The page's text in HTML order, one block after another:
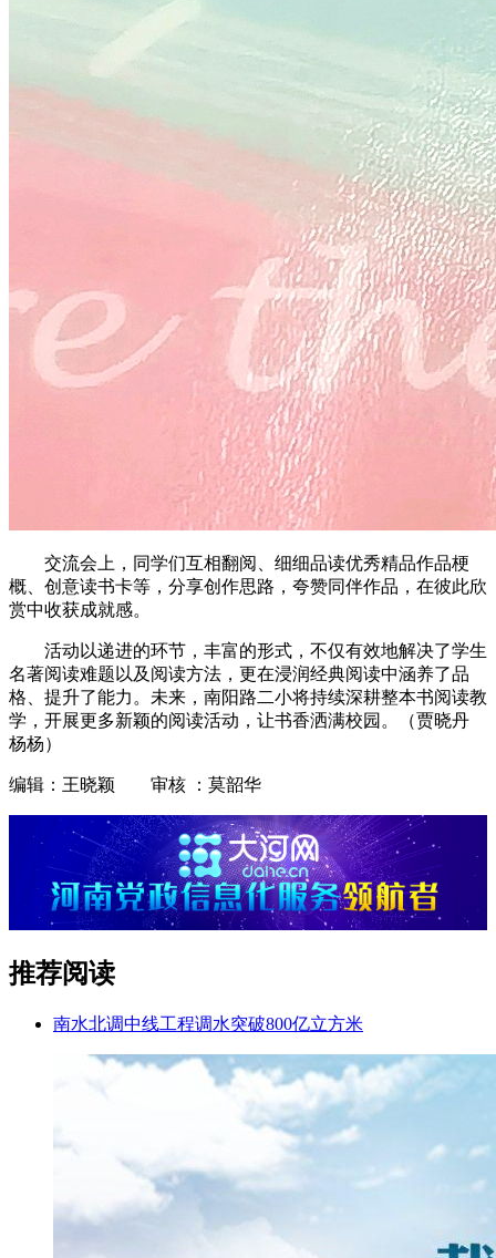
交流会上，同学们互相翻阅、细细品读优秀精品作品梗
概、创意读书卡等，分享创作思路，夸赞同伴作品，在彼此欣
赏中收获成就感。
活动以递进的环节，丰富的形式，不仅有效地解决了学生
名著阅读难题以及阅读方法，更在浸润经典阅读中涵养了品
格、提升了能力。未来，南阳路二小将持续深耕整本书阅读教
学，开展更多新颖的阅读活动，让书香洒满校园。（贾晓丹
杨杨）
编辑：王晓颖 审核 ：莫韶华
推荐阅读
南水北调中线工程调水突破800亿立方米